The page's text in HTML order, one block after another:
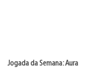
Jogada da Semana: Aura